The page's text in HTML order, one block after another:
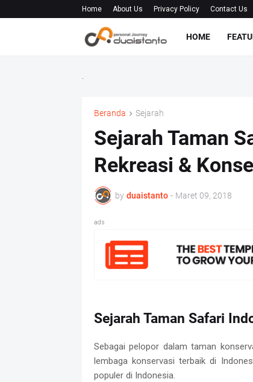
Home About Us Privacy Policy Contact Us
HOME
Beranda Sejarah
Sejarah Taman
Rekreasi &
by duaistanto - Maret 09, 2018
ads
Sejarah Taman Safari
Sebagai pelopor dalam taman
lembaga konservasi terbaik di
populer di Indonesia.